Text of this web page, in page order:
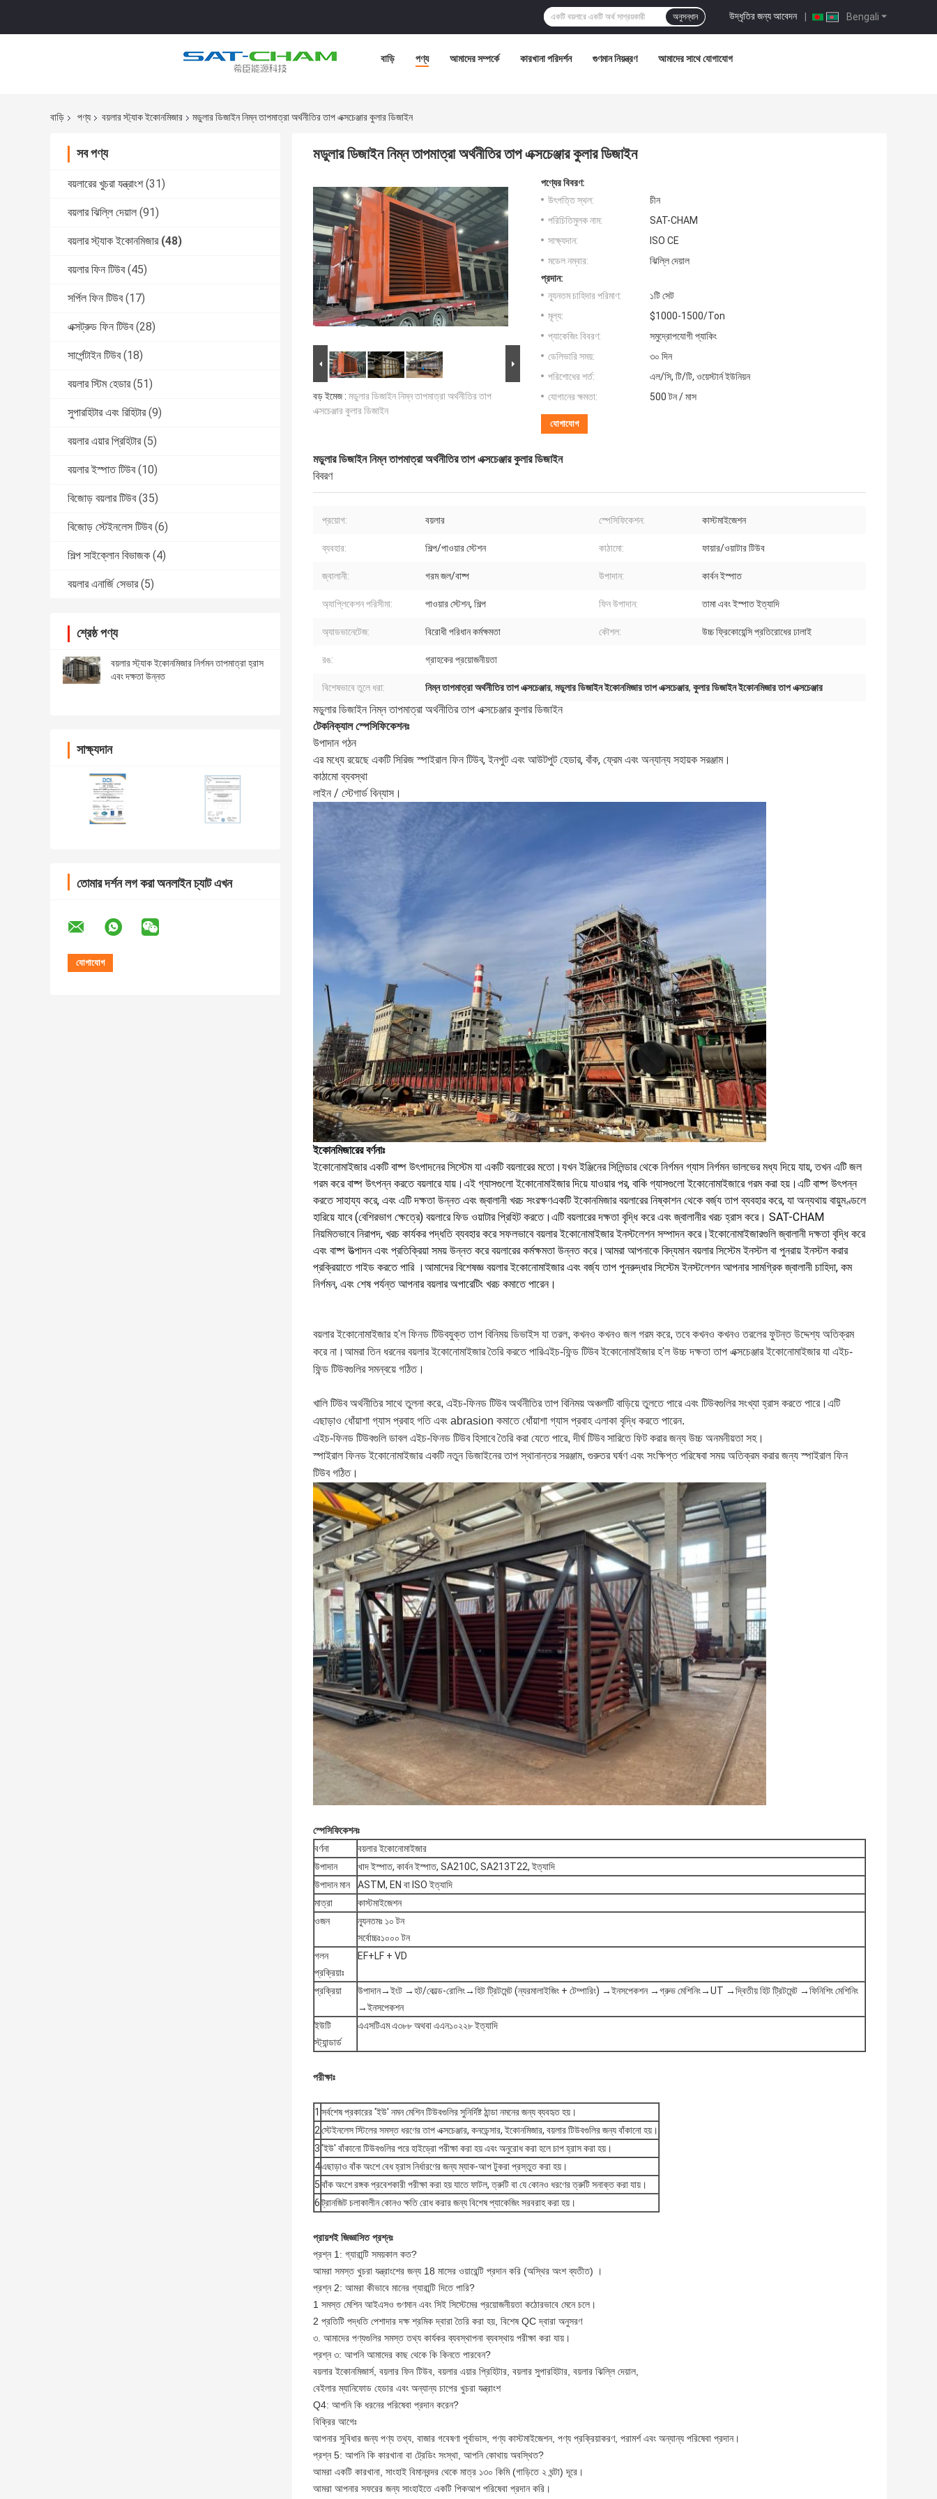
Bengali
উদ্ধৃতির জন্য আবেদন |
অনুসন্ধান
বাড়ি পণ্য আমাদের সম্পর্কে কারখানা পরিদর্শন গুণমান নিয়ন্ত্রণ আমাদের সাথে যোগাযোগ
বাড়ি পণ্য বয়লার স্ট্যাক ইকোনমিজার মডুলার ডিজাইন নিম্ন তাপমাত্রা অর্থনীতির তাপ এক্সচেঞ্জার কুলার ডিজাইন
সব পণ্য
বয়লারের খুচরা যন্ত্রাংশ (31)
বয়লার ঝিল্লি দেয়াল (91)
বয়লার স্ট্যাক ইকোনমিজার (48)
বয়লার ফিন টিউব (45)
সর্পিল ফিন টিউব (17)
এক্সট্রুড ফিন টিউব (28)
সার্পেন্টাইন টিউব (18)
বয়লার স্টিম হেডার (51)
সুপারহিটার এবং রিহিটার (9)
বয়লার এয়ার প্রিহিটার (5)
বয়লার ইস্পাত টিউব (10)
বিজোড় বয়লার টিউব (35)
বিজোড় স্টেইনলেস টিউব (6)
শিল্প সাইক্লোন বিভাজক (4)
বয়লার এনার্জি সেভার (5)
শ্রেষ্ঠ পণ্য
বয়লার স্ট্যাক ইকোনমিজার নির্গমন তাপমাত্রা হ্রাস
এবং দক্ষতা উন্নত
সাক্ষ্যদান
তোমার দর্শন লগ করা অনলাইন চ্যাট এখন
মডুলার ডিজাইন নিম্ন তাপমাত্রা অর্থনীতির তাপ এক্সচেঞ্জার কুলার ডিজাইন
বড় ইমেজ : মডুলার ডিজাইন নিম্ন তাপমাত্রা অর্থনীতির তাপ
এক্সচেঞ্জার কুলার ডিজাইন
পণ্যের বিবরণ:
উৎপত্তি স্থল:
চীন
পরিচিতিমুলক নাম:
SAT-CHAM
সাক্ষ্যদান:
ISO CE
মডেল নম্বার:
ঝিল্লি দেয়াল
প্রদান:
ন্যূনতম চাহিদার পরিমাণ:
১টি সেট
মূল্য:
$1000-1500/Ton
প্যাকেজিং বিবরণ:
সমুদ্রোপযোগী প্যাকিং
ডেলিভারি সময়:
৩০ দিন
পরিশোধের শর্ত:
এল/সি, টি/টি, ওয়েস্টার্ন ইউনিয়ন
যোগানের ক্ষমতা:
500 টন / মাস
যোগাযোগ
মডুলার ডিজাইন নিম্ন তাপমাত্রা অর্থনীতির তাপ এক্সচেঞ্জার কুলার ডিজাইন
বিবরণ
প্রয়োগ: বয়লার স্পেসিফিকেশন: কাস্টমাইজেশন
ব্যবহার: শিল্প/পাওয়ার স্টেশন কাঠামো: ফায়ার/ওয়াটার টিউব
জ্বালানী: গরম জল/বাষ্প উপাদান: কার্বন ইস্পাত
অ্যাপ্লিকেশন পরিসীমা: পাওয়ার স্টেশন, শিল্প ফিন উপাদান: তামা এবং ইস্পাত ইত্যাদি
অ্যাডভানেটেজ: বিরোধী পরিধান কর্মক্ষমতা কৌশল: উচ্চ ফ্রিকোয়েন্সি প্রতিরোধের ঢালাই
রঙ: গ্রাহকের প্রয়োজনীয়তা
বিশেষভাবে তুলে ধরা: নিম্ন তাপমাত্রা অর্থনীতির তাপ এক্সচেঞ্জার, মডুলার ডিজাইন ইকোনমিজার তাপ এক্সচেঞ্জার, কুলার ডিজাইন ইকোনমিজার তাপ এক্সচেঞ্জার
মডুলার ডিজাইন নিম্ন তাপমাত্রা অর্থনীতির তাপ এক্সচেঞ্জার কুলার ডিজাইন
টেকনিক্যাল স্পেসিফিকেশনঃ
উপাদান গঠন
এর মধ্যে রয়েছে একটি সিরিজ স্পাইরাল ফিন টিউব, ইনপুট এবং আউটপুট হেডার, বাঁক, ফ্রেম এবং অন্যান্য সহায়ক সরঞ্জাম।
কাঠামো ব্যবস্থা
লাইন / স্টেগার্ড বিন্যাস।
ইকোনমিজারের বর্ণনাঃ
ইকোনোমাইজার একটি বাষ্প উৎপাদনের সিস্টেম যা একটি বয়লারের মতো। যখন ইঞ্জিনের সিলিন্ডার থেকে নির্গমন গ্যাস নির্গমন ভালভের মধ্য দিয়ে যায়, তখন এটি জল
গরম করে বাষ্প উৎপন্ন করতে বয়লারে যায়। এই গ্যাসগুলো ইকোনোমাইজার দিয়ে যাওয়ার পর, বাকি গ্যাসগুলো ইকোনোমাইজারে গরম করা হয়। এটি বাষ্প উৎপন্ন
করতে সাহায্য করে, এবং এটি দক্ষতা উন্নত এবং জ্বালানী খরচ সংরক্ষণএকটি ইকোনমিজার বয়লারের নিষ্কাশন থেকে বর্জ্য তাপ ব্যবহার করে, যা অন্যথায় বায়ুমণ্ডলে
হারিয়ে যাবে (বেশিরভাগ ক্ষেত্রে) বয়লারে ফিড ওয়াটার প্রিহিট করতে। এটি বয়লারের দক্ষতা বৃদ্ধি করে এবং জ্বালানীর খরচ হ্রাস করে। SAT-CHAM
নিয়মিতভাবে নিরাপদ, খরচ কার্যকর পদ্ধতি ব্যবহার করে সফলভাবে বয়লার ইকোনোমাইজার ইনস্টলেশন সম্পাদন করে।ইকোনোমাইজারগুলি জ্বালানী দক্ষতা বৃদ্ধি করে
এবং বাষ্প উত্পাদন এবং প্রতিক্রিয়া সময় উন্নত করে বয়লারের কর্মক্ষমতা উন্নত করে। আমরা আপনাকে বিদ্যমান বয়লার সিস্টেম ইনস্টল বা পুনরায় ইনস্টল করার
প্রক্রিয়াতে গাইড করতে পারি । আমাদের বিশেষজ্ঞ বয়লার ইকোনোমাইজার এবং বর্জ্য তাপ পুনরুদ্ধার সিস্টেম ইনস্টলেশন আপনার সামগ্রিক জ্বালানী চাহিদা, কম
নির্গমন, এবং শেষ পর্যন্ত আপনার বয়লার অপারেটিং খরচ কমাতে পারেন।
বয়লার ইকোনোমাইজার হ'ল ফিনড টিউবযুক্ত তাপ বিনিময় ডিভাইস যা তরল, কখনও কখনও জল গরম করে, তবে কখনও কখনও তরলের ফুটন্ত উদ্দেশ্য অতিক্রম
করে না।আমরা তিন ধরনের বয়লার ইকোনোমাইজার তৈরি করতে পারিএইচ-ফিন্ড টিউব ইকোনোমাইজার হ'ল উচ্চ দক্ষতা তাপ এক্সচেঞ্জার ইকোনোমাইজার যা এইচ-
ফিন্ড টিউবগুলির সমন্বয়ে গঠিত।
খালি টিউব অর্থনীতির সাথে তুলনা করে, এইচ-ফিনড টিউব অর্থনীতির তাপ বিনিময় অঞ্চলটি বাড়িয়ে তুলতে পারে এবং টিউবগুলির সংখ্যা হ্রাস করতে পারে।এটি
এছাড়াও ধোঁয়াশা গ্যাস প্রবাহ গতি এবং abrasion কমাতে ধোঁয়াশা গ্যাস প্রবাহ এলাকা বৃদ্ধি করতে পারেন.
এইচ-ফিনড টিউবগুলি ডাবল এইচ-ফিনড টিউব হিসাবে তৈরি করা যেতে পারে, দীর্ঘ টিউব সারিতে ফিট করার জন্য উচ্চ অনমনীয়তা সহ।
স্পাইরাল ফিনড ইকোনোমাইজার একটি নতুন ডিজাইনের তাপ স্থানান্তর সরঞ্জাম, গুরুতর ঘর্ষণ এবং সংক্ষিপ্ত পরিষেবা সময় অতিক্রম করার জন্য স্পাইরাল ফিন
টিউব গঠিত।
স্পেসিফিকেশনঃ
বর্ণনা
বয়লার ইকোনোমাইজার
উপাদান
খাদ ইস্পাত, কার্বন ইস্পাত, SA210C, SA213T22, ইত্যাদি
উপাদান মান
ASTM, EN বা ISO ইত্যাদি
মাত্রা
কাস্টমাইজেশন
ওজন
ন্যূনতমঃ ১০ টন
সর্বোচ্চঃ১০০০ টন
গলন
প্রক্রিয়াঃ
EF+LF + VD
প্রক্রিয়া
উপাদান→ইংট →হট/কোল্ড-রোলিং→হিট ট্রিটমেন্ট (ন্যরমালাইজিং + টেম্পারিং) →ইনসপেকশন →গ্রুভ মেশিনিং→UT →দ্বিতীয় হিট ট্রিটমেন্ট →ফিনিশিং মেশিনিং
→ইনসপেকশন
ইউটি
স্ট্যান্ডার্ড
এএসটিএম এ৩৮৮ অথবা এএন১০২২৮ ইত্যাদি
পরীক্ষাঃ
1 সর্বশেষ প্রকারের 'ইউ' নমন মেশিন টিউবগুলির সুনির্দিষ্ট ঠান্ডা নমনের জন্য ব্যবহৃত হয়।
2স্টেইনলেস স্টিলের সমস্ত ধরণের তাপ এক্সচেঞ্জার, কনডেন্সার, ইকোনমিজার, বয়লার টিউবগুলির জন্য বাঁকানো হয়।
3'ইউ' বাঁকানো টিউবগুলির পরে হাইড্রো পরীক্ষা করা হয় এবং অনুরোধ করা হলে চাপ হ্রাস করা হয়।
4এছাড়াও বাঁক অংশে বেধ হ্রাস নির্ধারণের জন্য ম্যাক-আপ টুকরা প্রস্তুত করা হয়।
5বাঁক অংশে রঙ্গক প্রবেশকারী পরীক্ষা করা হয় যাতে ফাটল, ত্রুটি বা যে কোনও ধরণের ত্রুটি সনাক্ত করা যায়।
6ট্রানজিট চলাকালীন কোনও ক্ষতি রোধ করার জন্য বিশেষ প্যাকেজিং সরবরাহ করা হয়।
প্রায়শই জিজ্ঞাসিত প্রশ্নঃ
প্রশ্ন 1: গ্যারান্টি সময়কাল কত?
আমরা সমস্ত খুচরা যন্ত্রাংশের জন্য 18 মাসের ওয়ারেন্টি প্রদান করি (অস্থির অংশ ব্যতীত) ।
প্রশ্ন 2: আমরা কীভাবে মানের গ্যারান্টি দিতে পারি?
1 সমস্ত মেশিন আইএসও গুণমান এবং সিই সিস্টেমের প্রয়োজনীয়তা কঠোরভাবে মেনে চলে।
2 প্রতিটি পদ্ধতি পেশাদার দক্ষ শ্রমিক দ্বারা তৈরি করা হয়, বিশেষ QC দ্বারা অনুসরণ
৩. আমাদের পণ্যগুলির সমস্ত তথ্য কার্যকর ব্যবস্থাপনা ব্যবস্থায় পরীক্ষা করা যায়।
প্রশ্ন ৩: আপনি আমাদের কাছ থেকে কি কিনতে পারবেন?
বয়লার ইকোনমিজার্স, বয়লার ফিন টিউব, বয়লার এয়ার প্রিহিটার, বয়লার সুপারহিটার, বয়লার ঝিল্লি দেয়াল,
বেইলার ম্যানিফোড হেডার এবং অন্যান্য চাপের খুচরা যন্ত্রাংশ
Q4: আপনি কি ধরনের পরিষেবা প্রদান করেন?
বিক্রির আগেঃ
আপনার সুবিধার জন্য পণ্য তথ্য, বাজার গবেষণা পূর্বাভাস, পণ্য কাস্টমাইজেশন, পণ্য প্রক্রিয়াকরণ, পরামর্শ এবং অন্যান্য পরিষেবা প্রদান।
প্রশ্ন 5: আপনি কি কারখানা বা ট্রেডিং সংস্থা, আপনি কোথায় অবস্থিত?
আমরা একটি কারখানা, সাংহাই বিমানবন্দর থেকে মাত্র ১৩০ কিমি (গাড়িতে ২ ঘন্টা) দূরে।
আমরা আপনার সফরের জন্য সাংহাইতে একটি পিকআপ পরিষেবা প্রদান করি।